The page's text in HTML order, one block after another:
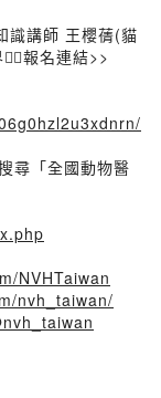
識講師 王櫻蒨(貓
報名連結>>
尋「全國動物醫
NVHTaiwan
nvh_taiwan/